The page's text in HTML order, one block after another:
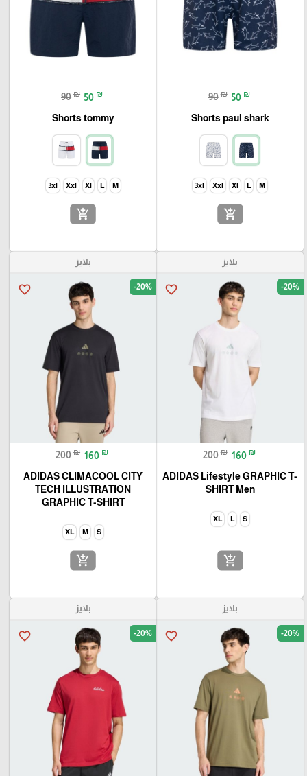
90 ₪ 50 ₪
Shorts paul shark
M
L
Xl
Xxl
3xl
add_shopping_cart
90 ₪ 50 ₪
Shorts tommy
M
L
Xl
Xxl
3xl
add_shopping_cart
بلايز
favorite_border -20%
200 ₪ 160 ₪
ADIDAS Lifestyle GRAPHIC T-
SHIRT Men
S
L
XL
add_shopping_cart
بلايز
favorite_border -20%
200 ₪ 160 ₪
ADIDAS CLIMACOOL CITY
TECH ILLUSTRATION
GRAPHIC T-SHIRT
S
M
XL
add_shopping_cart
بلايز
favorite_border -20%
بلايز
favorite_border -20%